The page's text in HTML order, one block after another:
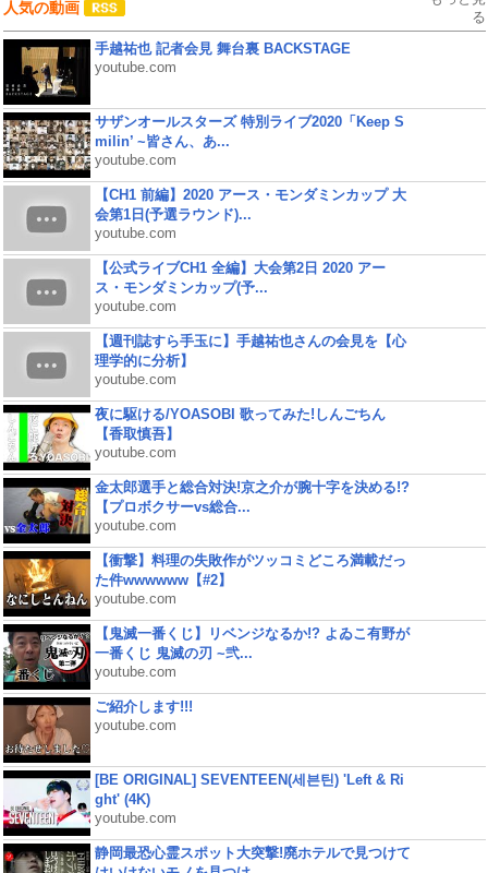
人気の動画
る
手越祐也 記者会見 舞台裏 BACKSTAGE
youtube.com
サザンオールスターズ 特別ライブ2020「Keep S
milin’ ~皆さん、あ...
youtube.com
【CH1 前編】2020 アース・モンダミンカップ 大
会第1日(予選ラウンド)...
youtube.com
【公式ライブCH1 全編】大会第2日 2020 アー
ス・モンダミンカップ(予...
youtube.com
【週刊誌すら手玉に】手越祐也さんの会見を【心
理学的に分析】
youtube.com
夜に駆ける/YOASOBI 歌ってみた!しんごちん
【香取慎吾】
youtube.com
金太郎選手と総合対決!京之介が腕十字を決める!?
【プロボクサーvs総合...
youtube.com
【衝撃】料理の失敗作がツッコミどころ満載だっ
た件wwwwww【#2】
youtube.com
【鬼滅一番くじ】リベンジなるか!? よゐこ有野が
一番くじ 鬼滅の刃 ~弐...
youtube.com
ご紹介します!!!
youtube.com
[BE ORIGINAL] SEVENTEEN(세븐틴) 'Left & Ri
ght' (4K)
youtube.com
静岡最恐心霊スポット大突撃!廃ホテルで見つけて